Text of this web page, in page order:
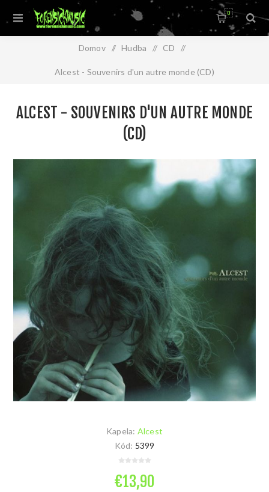
0
Domov / Hudba / CD /
Alcest - Souvenirs d'un autre monde (CD)
ALCEST - SOUVENIRS D'UN AUTRE MONDE
(CD)
Kapela: Alcest
Kód: 5399
€13,90